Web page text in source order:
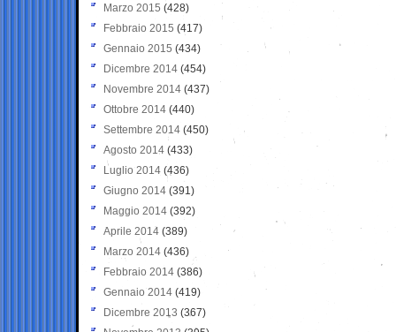
Marzo 2015 (428)
Febbraio 2015 (417)
Gennaio 2015 (434)
Dicembre 2014 (454)
Novembre 2014 (437)
Ottobre 2014 (440)
Settembre 2014 (450)
Agosto 2014 (433)
Luglio 2014 (436)
Giugno 2014 (391)
Maggio 2014 (392)
Aprile 2014 (389)
Marzo 2014 (436)
Febbraio 2014 (386)
Gennaio 2014 (419)
Dicembre 2013 (367)